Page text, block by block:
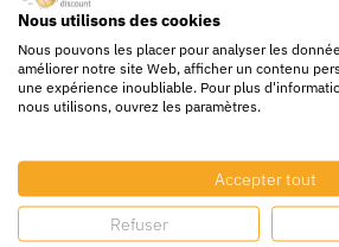
L’ouverture frontale permet
rapide des éléments stockés.
Dimensions : 380 × 90 ×
Matière : polypropylène
Nous utilisons des cookies
Nous pouvons les placer pour analyser les
améliorer notre site Web, afficher un contenu
une expérience inoubliable. Pour plus
nous utilisons, ouvrez les paramètres.
Accepter tout
Refuser